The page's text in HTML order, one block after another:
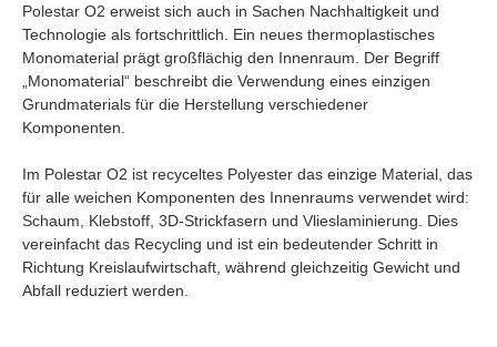
Polestar O2 erweist sich auch in Sachen Nachhaltigkeit und
Technologie als fortschrittlich. Ein neues thermoplastisches
Monomaterial prägt großflächig den Innenraum. Der Begriff
„Monomaterial“ beschreibt die Verwendung eines einzigen
Grundmaterials für die Herstellung verschiedener
Komponenten.
Im Polestar O2 ist recyceltes Polyester das einzige Material, das
für alle weichen Komponenten des Innenraums verwendet wird:
Schaum, Klebstoff, 3D-Strickfasern und Vlieslaminierung. Dies
vereinfacht das Recycling und ist ein bedeutender Schritt in
Richtung Kreislaufwirtschaft, während gleichzeitig Gewicht und
Abfall reduziert werden.